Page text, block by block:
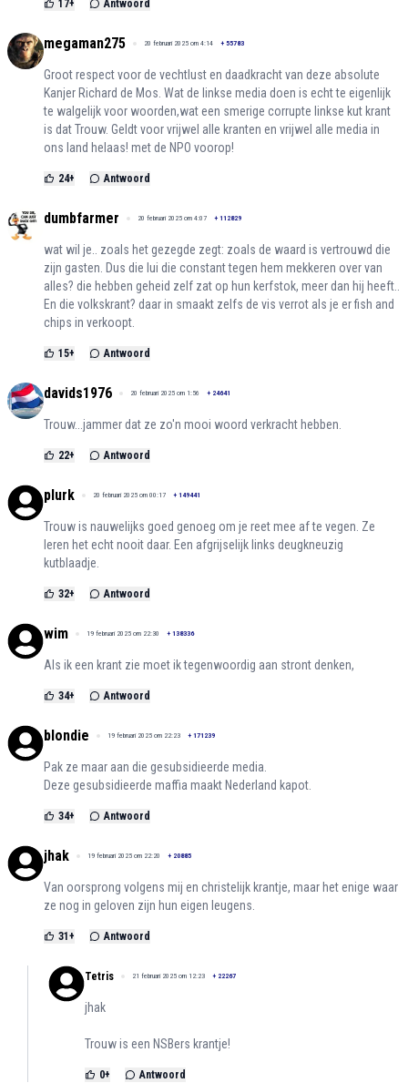
17+ Antwoord
megaman275 20 februari 2025 om 4:14 + 55783
Groot respect voor de vechtlust en daadkracht van deze absolute
Kanjer Richard de Mos. Wat de linkse media doen is echt te eigenlijk
te walgelijk voor woorden,wat een smerige corrupte linkse kut krant
is dat Trouw. Geldt voor vrijwel alle kranten en vrijwel alle media in
ons land helaas! met de NPO voorop!
24+ Antwoord
dumbfarmer 20 februari 2025 om 4:07 + 112829
wat wil je.. zoals het gezegde zegt: zoals de waard is vertrouwd die
zijn gasten. Dus die lui die constant tegen hem mekkeren over van
alles? die hebben geheid zelf zat op hun kerfstok, meer dan hij heeft..
En die volkskrant? daar in smaakt zelfs de vis verrot als je er fish and
chips in verkoopt.
15+ Antwoord
davids1976 20 februari 2025 om 1:56 + 24641
Trouw...jammer dat ze zo'n mooi woord verkracht hebben.
22+ Antwoord
plurk 20 februari 2025 om 00:17 + 149441
Trouw is nauwelijks goed genoeg om je reet mee af te vegen. Ze
leren het echt nooit daar. Een afgrijselijk links deugkneuzig
kutblaadje.
32+ Antwoord
wim 19 februari 2025 om 22:30 + 138336
Als ik een krant zie moet ik tegenwoordig aan stront denken,
34+ Antwoord
blondie 19 februari 2025 om 22:23 + 171239
Pak ze maar aan die gesubsidieerde media.
Deze gesubsidieerde maffia maakt Nederland kapot.
34+ Antwoord
jhak 19 februari 2025 om 22:20 + 20885
Van oorsprong volgens mij en christelijk krantje, maar het enige waar
ze nog in geloven zijn hun eigen leugens.
31 + Antwoord
Tetris 21 februari 2025 om 12:23 + 22267
jhak
Trouw is een NSBers krantje!
0+ Antwoord